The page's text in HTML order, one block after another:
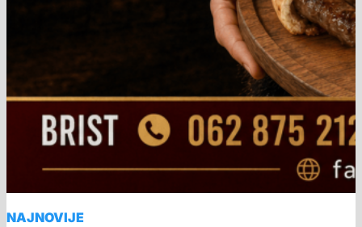
NAJNOVIJE